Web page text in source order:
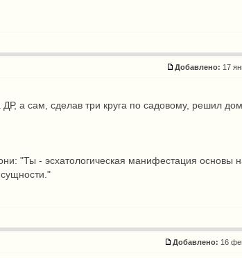
Добавлено: 17
а сам, сделав три круга по садовому, решил
"Ты - эсхатологическая манифестация основы
Добавлено: 16